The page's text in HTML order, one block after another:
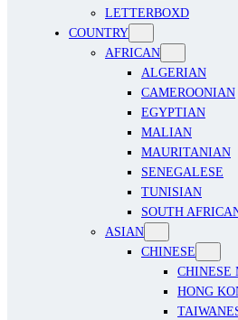
LETTERBOXD
COUNTRY
AFRICAN
ALGERIAN
CAMEROONIAN
EGYPTIAN
MALIAN
MAURITANIAN
SENEGALESE
TUNISIAN
SOUTH
ASIAN
CHINESE
CHINESE
HONG